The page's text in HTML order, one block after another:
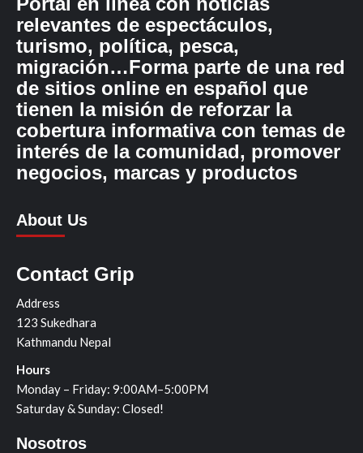
relevantes de espectáculos,
turismo, política, pesca,
migración…Forma parte de una red
de sitios online en español que
tienen la misión de reforzar la
cobertura informativa con temas de
interés de la comunidad, promover
negocios, marcas y productos
About Us
Contact Grip
Address
123 Sukedhara
Kathmandu Nepal
Hours
Monday – Friday: 9:00AM–5:00PM
Saturday & Sunday: Closed!
Nosotros